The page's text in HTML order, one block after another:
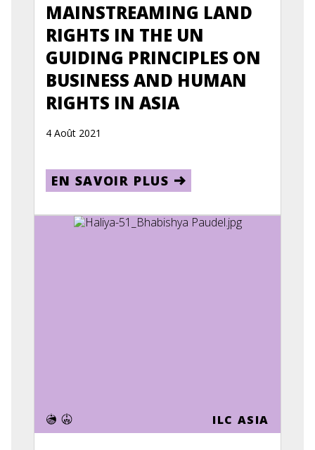
MAINSTREAMING LAND
RIGHTS IN THE UN
GUIDING PRINCIPLES ON
BUSINESS AND HUMAN
RIGHTS IN ASIA
4 Août 2021
EN SAVOIR PLUS
ILC ASIA